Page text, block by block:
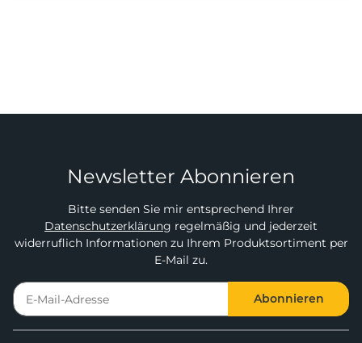
Newsletter Abonnieren
Bitte senden Sie mir entsprechend Ihrer
Datenschutzerklärung regelmäßig und jederzeit
widerruflich Informationen zu Ihrem Produktsortiment per
E-Mail zu.
Abonnieren